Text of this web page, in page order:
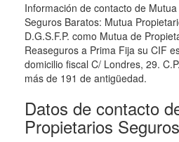
Información de contacto de
Seguros Baratos: Mutua
D.G.S.F.P. como Mutua de
Reaseguros a Prima Fija su CIF
domicilio fiscal C/ Londres, 29.
más de 191 de antigüedad.
Datos de contacto
Propietarios Seguros